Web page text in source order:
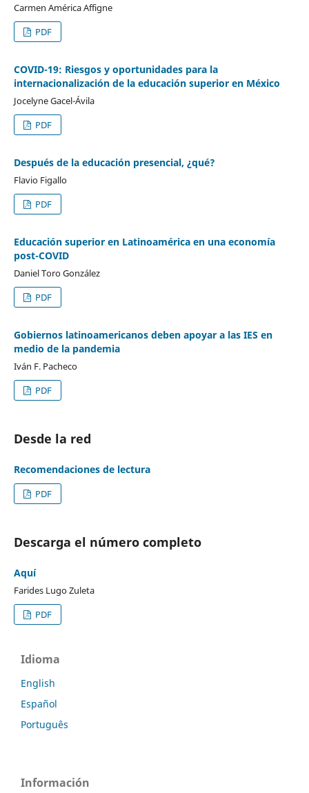
Carmen América Affigne
PDF
COVID-19: Riesgos y oportunidades para la
internacionalización de la educación superior en México
Jocelyne Gacel-Ávila
PDF
Después de la educación presencial, ¿qué?
Flavio Figallo
PDF
Educación superior en Latinoamérica en una economía
post-COVID
Daniel Toro González
PDF
Gobiernos latinoamericanos deben apoyar a las IES en
medio de la pandemia
Iván F. Pacheco
PDF
Desde la red
Recomendaciones de lectura
PDF
Descarga el número completo
Aquí
Farides Lugo Zuleta
PDF
Idioma
English
Español
Português
Información